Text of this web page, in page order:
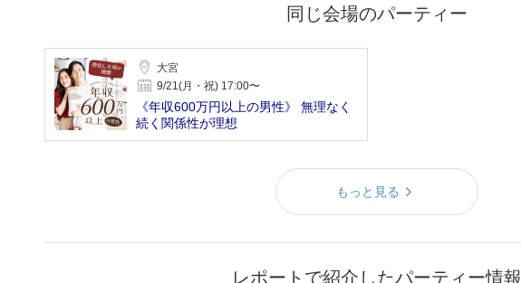
同じ会場のパーティー
大宮
9/21(月・祝) 17:00〜
《年収600万円以上の男性》 無理なく
続く関係性が理想
もっと見る
レポートで紹介したパーティー情報